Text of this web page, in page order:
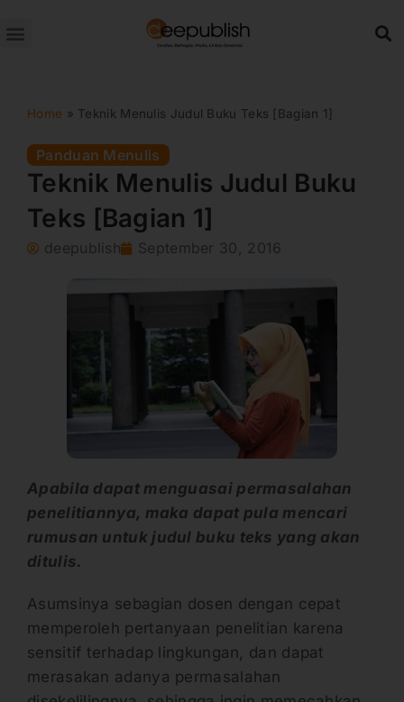
ke
Home » Teknik Menulis Judul Buku Teks [Bagian 1]
Panduan Menulis
Teknik Menulis Judul Buku
Teks [Bagian 1]
deepublish September 30, 2016
Apabila dapat menguasai permasalahan
penelitiannya, maka dapat pula mencari
rumusan untuk judul buku teks yang akan
ditulis.
Asumsinya sebagian dosen dengan cepat
memperoleh pertanyaan penelitian karena
sensitif terhadap lingkungan, dan dapat
merasakan adanya permasalahan